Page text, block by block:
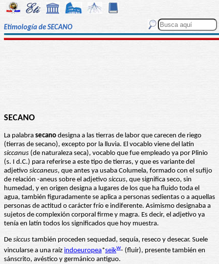
Etimología de SECANO
SECANO
La palabra secano designa a las tierras de labor que carecen de riego
(tierras de secano), excepto por la lluvia. El vocablo viene del latín
siccanus (de naturaleza seca), vocablo que fue empleado ya por Plinio
(s. I d.C.) para referirse a este tipo de tierras, y que es variante del
adjetivo siccaneus, que antes ya usaba Columela, formado con el sufijo
de relación -aneus sobre el adjetivo siccus, que significa seco, sin
humedad, y en origen designa a lugares de los que ha fluido toda el
agua, también figuradamente se aplica a personas sedientas o a aquellas
personas de actitud o carácter frío e indiferente. Asimismo designaba a
sujetos de complexión corporal firme y magra. Es decir, el adjetivo ya
tenía en latín todos los significados que hoy muestra.
De siccus también proceden sequedad, sequía, reseco y desecar. Suele
vincularse a una raíz indoeuropea*seikw- (fluir), presente también en
sánscrito, avéstico y germánico antiguo.